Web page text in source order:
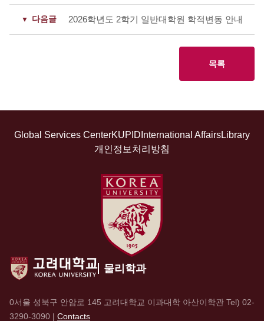
다음글 2026학년도 2학기 일반대학원 학적변동 안내
목록
Global Services CenterKUPID International AffairsLibrary
개인정보처리방침
물리학과
0서울 성북구 안암로 145 고려대학교 이과대학 아산이학관 Tel) 02-
3290-3090 | Contacts